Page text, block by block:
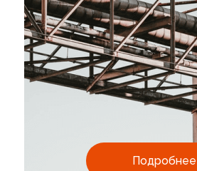
Подробнее